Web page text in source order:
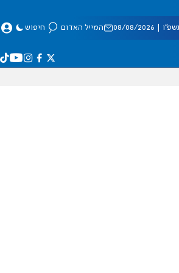
08/2026 המייל האדום חיפוש